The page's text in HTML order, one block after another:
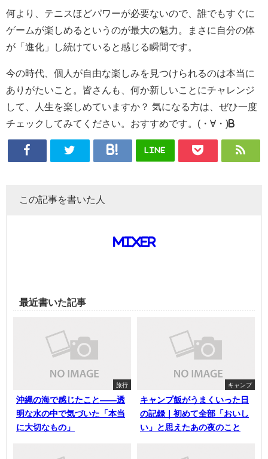
何より、テニスほどパワーが必要ないので、誰でもすぐに
ゲームが楽しめるというのが最大の魅力。まさに自分の体
が「進化」し続けていると感じる瞬間です。
今の時代、個人が自由な楽しみを見つけられるのは本当に
ありがたいこと。皆さんも、何か新しいことにチャレンジ
して、人生を楽しめていますか？ 気になる方は、ぜひ一度
チェックしてみてください。おすすめです。(・∀・)b
LINE
この記事を書いた人
mixer
最近書いた記事
旅行
沖縄の海で感じたこと——透
明な水の中で気づいた「本当
に大切なもの」
キャンプ
キャンプ飯がうまくいった日
の記録｜初めて全部「おいし
い」と思えたあの夜のこと